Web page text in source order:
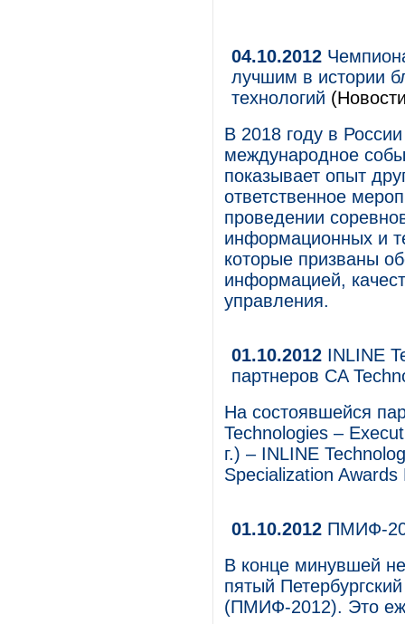
04.10.2012
лучшим в истории
технологий
В 2018 году в
международное
показывает опыт
ответственное
проведении
информационных и
которые призваны
информацией,
управления.
01.10.2012 INLINE
партнеров CA
На состоявшейся
Technologies –
г.) – INLINE
Specialization
01.10.2012 ПМИФ-
В конце минувшей
пятый
(ПМИФ-2012). Это